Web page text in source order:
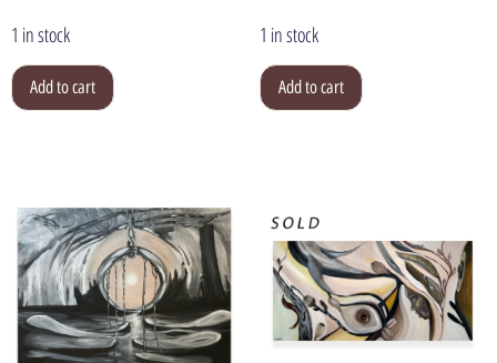
1 in stock
Add to cart
1 in stock
Add to cart